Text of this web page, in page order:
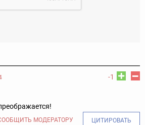
-1
МОДЕРАТОРУ ЦИТИРОВАТЬ